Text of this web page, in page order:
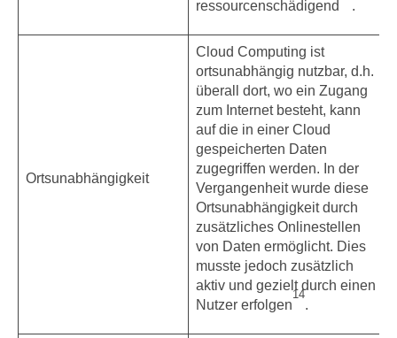
ressourcenschädigend .
Ortsunabhängigkeit
Cloud Computing ist
ortsunabhängig nutzbar, d.h.
überall dort, wo ein Zugang
zum Internet besteht, kann
auf die in einer Cloud
gespeicherten Daten
zugegriffen werden. In der
Vergangenheit wurde diese
Ortsunabhängigkeit durch
zusätzliches Onlinestellen
von Daten ermöglicht. Dies
musste jedoch zusätzlich
aktiv und gezielt durch einen
Nutzer erfolgen
14
.